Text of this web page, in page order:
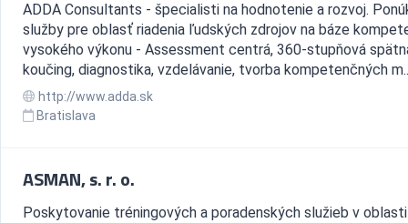
ADDA Consultants - špecialisti na hodnotenie a rozvoj.
služby pre oblasť riadenia ľudských zdrojov na báze
vysokého výkonu - Assessment centrá, 360-stupňová
koučing, diagnostika, vzdelávanie, tvorba kompetenčných
http://www.adda.sk
Bratislava
ASMAN, s. r. o.
Poskytovanie tréningových a poradenských služieb v oblasti